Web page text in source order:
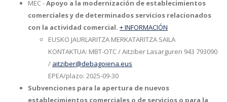
MEC -Apoyo a la modernización de establecimientos
comerciales y de determinados servicios relacionados
con la actividad comercial. + INFORMACIÓN
EUSKO JAURLARITZA MERKATARITZA SAILA
KONTAKTUA: MBT-OTC / Aitziber Lasarguren 943 793090
/ aitziber@debagoiena.eus
EPEA/plazo: 2025-09-30
Subvenciones para la apertura de nuevos
establecimientos comerciales o de servicios o para la